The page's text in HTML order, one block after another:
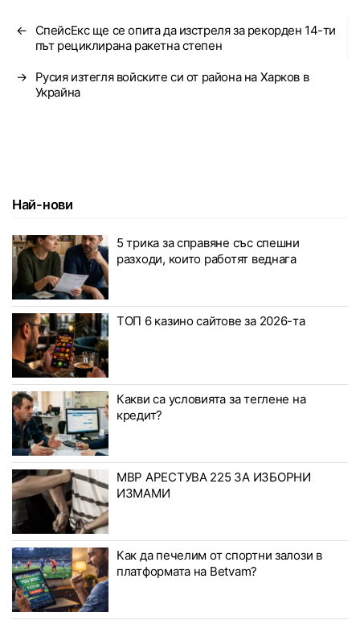
←
СпейсЕкс ще се опита да изстреля за рекорден 14-ти
път рециклирана ракетна степен
→
Русия изтегля войските си от района на Харков в
Украйна
Най-нови
5 трика за справяне със спешни
разходи, които работят веднага
ТОП 6 казино сайтове за 2026-та
Какви са условията за теглене на
кредит?
МВР АРЕСТУВА 225 ЗА ИЗБОРНИ
ИЗМАМИ
Как да печелим от спортни залози в
платформата на Betvam?